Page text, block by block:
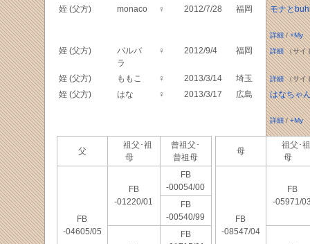
姪 (父方) monaco ♀ 2012/7/28 福岡 モナと
詳細/+My
姪 (父方)
バルバ
ラ
♀ 2012/9/4 福岡 詳細（サイ
姪 (父方) ももこ ♀ 2013/3/14 埼玉 詳細（サイ
姪 (父方) はな ♀ 2013/3/17 広島 はなちゃ
詳細/+My
父
祖父･祖
母
曾祖父･
曾祖母
FB
-04605/05
FB
-01220/01
FB
-00054/00
FB
-00540/99
FB
母
祖父･祖
母
FB
-08547/04
FB
-05971/